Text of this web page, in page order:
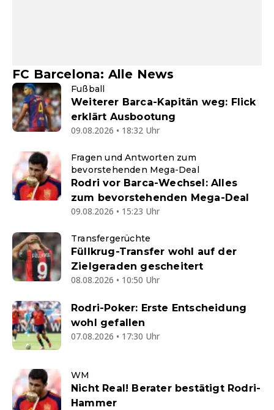
FC Barcelona: Alle News
Fußball
Weiterer Barca-Kapitän weg: Flick
erklärt Ausbootung
09.08.2026 • 18:32 Uhr
Fragen und Antworten zum
bevorstehenden Mega-Deal
Rodri vor Barca-Wechsel: Alles
zum bevorstehenden Mega-Deal
09.08.2026 • 15:23 Uhr
Transfergerüchte
Füllkrug-Transfer wohl auf der
Zielgeraden gescheitert
08.08.2026 • 10:50 Uhr
Rodri-Poker: Erste Entscheidung
wohl gefallen
07.08.2026 • 17:30 Uhr
WM
Nicht Real! Berater bestätigt Rodri-
Hammer